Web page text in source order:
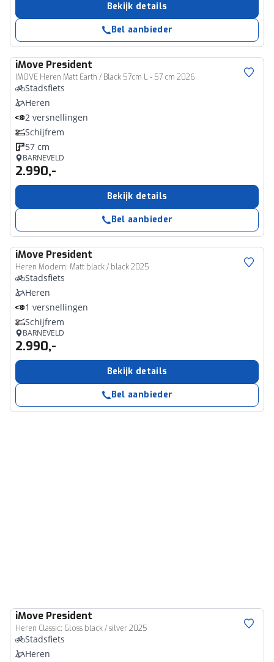
Bekijk details
Bel aanbieder
iMove President
IMOVE Heren Matt Earth / Black 57cm L - 57 cm 2026
Stadsfiets
Heren
2 versnellingen
Schijfrem
57 cm
BARNEVELD
2.990,-
Bekijk details
Bel aanbieder
iMove President
Heren Modern: Matt black / black 2025
Stadsfiets
Heren
1 versnellingen
Schijfrem
BARNEVELD
2.990,-
Bekijk details
Bel aanbieder
iMove President
Heren Classic: Gloss black / silver 2025
Stadsfiets
Heren